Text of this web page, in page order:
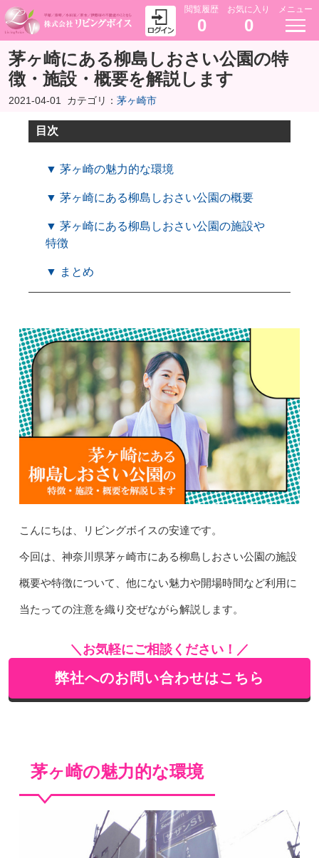
閲覧履歴
0
お気に入り
0
メニュー
茅ヶ崎にある柳島しおさい公園の特
徴・施設・概要を解説します
2021-04-01 カテゴリ： 茅ヶ崎市
目次
▼ 茅ヶ崎の魅力的な環境
▼ 茅ヶ崎にある柳島しおさい公園の概要
▼ 茅ヶ崎にある柳島しおさい公園の施設や
特徴
▼ まとめ
こんにちは、リビングボイスの安達です。
今回は、神奈川県茅ヶ崎市にある柳島しおさい公園の施設
概要や特徴について、他にない魅力や開場時間など利用に
当たっての注意を織り交ぜながら解説します。
＼お気軽にご相談ください！／
弊社へのお問い合わせはこちら
茅ヶ崎の魅力的な環境